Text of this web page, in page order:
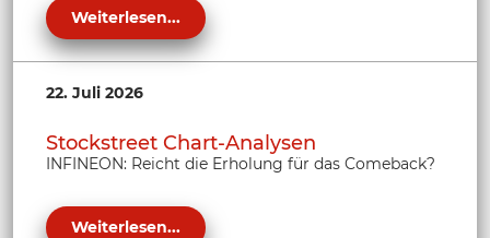
Weiterlesen...
22. Juli 2026
Stockstreet Chart-Analysen
INFINEON: Reicht die Erholung für das Comeback?
Weiterlesen...